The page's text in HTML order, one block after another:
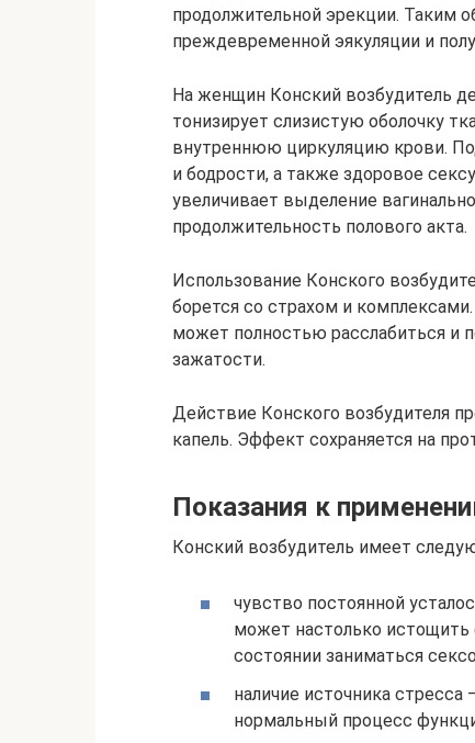
продолжительной эрекции. Таким
преждевременной эякуляции и
На женщин Конский возбудитель
тонизирует слизистую оболочку
внутреннюю циркуляцию крови.
и бодрости, а также здоровое
увеличивает выделение
продолжительность полового акта.
Использование Конского
борется со страхом и
может полностью расслабиться и
зажатости.
Действие Конского возбудителя
капель. Эффект сохраняется на
Показания к
Конский возбудитель имеет
чувство постоянной
может настолько истощить
состоянии заниматься
наличие источника стресса
нормальный процесс